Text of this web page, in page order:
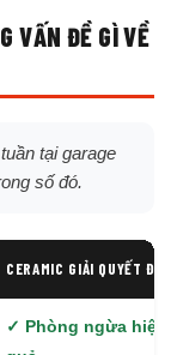
VẤN ĐỀ GÌ VỀ
tại garage
số đó.
CERAMIC GIẢI QUYẾT
✓ Phòng ngừa hiệu